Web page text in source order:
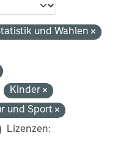
und Wahlen
Kinder
und Sport
Lizenzen: